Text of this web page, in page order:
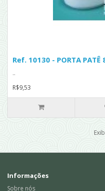
Ref. 10130 - PORTA PATÊ
..
R$9,53
Informações
Sobre nós